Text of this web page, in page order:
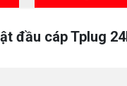
đầu cáp Tplug